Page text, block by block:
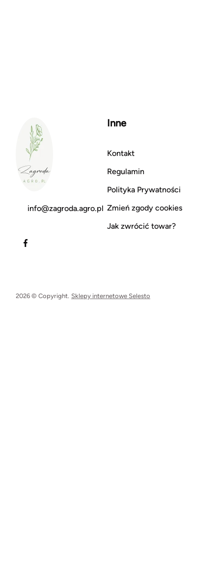
info@zagroda.agro.pl
Inne
Kontakt
Regulamin
Polityka Prywatności
Zmień zgody cookies
Jak zwrócić towar?
2026 © Copyright. Sklepy internetowe Selesto